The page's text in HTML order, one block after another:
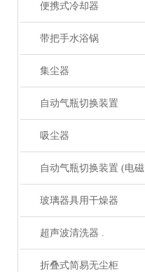
便携式冷却器
带把手水浴锅
集尘器
自动气瓶切换装置
吸尘器
自动气瓶切换装置 (电
玻璃器具用干燥器
超声波清洗器 .
折叠式简易无尘柜